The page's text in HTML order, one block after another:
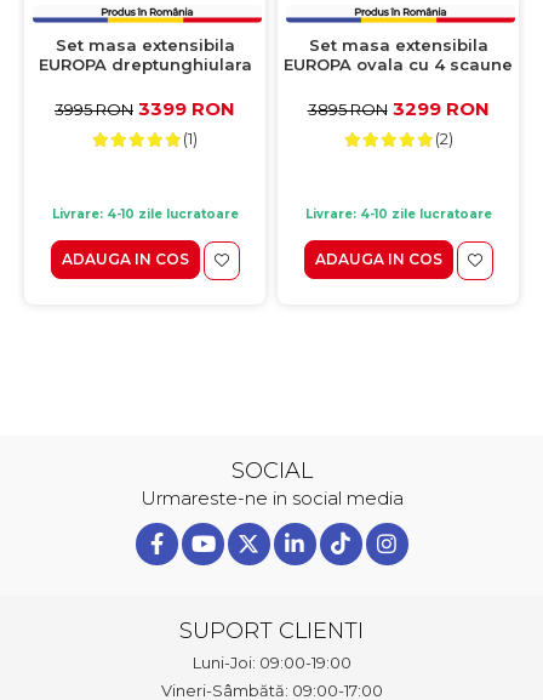
Set masa extensibila
EUROPA dreptunghiulara
stofa gri, lemn masiv, alb,
3995 RON 3399 RON
(1)
Livrare: 4-10 zile lucratoare
ADAUGA IN COS
Set masa extensibila
EUROPA ovala cu 4 scaune
alb, 160/240x90x70 cm
3895 RON 3299 RON
(2)
Livrare: 4-10 zile lucratoare
ADAUGA IN COS
SOCIAL
Urmareste-ne in social media
SUPORT CLIENTI
Luni-Joi: 09:00-19:00
Vineri-Sâmbătă: 09:00-17:00